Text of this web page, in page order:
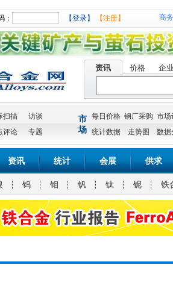
： 【登录】 【注册】 商
资讯 价格 企
扫描
访谈
评论 专题
市
场
每日价格 钢厂采购 市场
统计数据
走势图 数据
资讯 统计 会展 供求
钨 钼 钒 钛 铌 铁